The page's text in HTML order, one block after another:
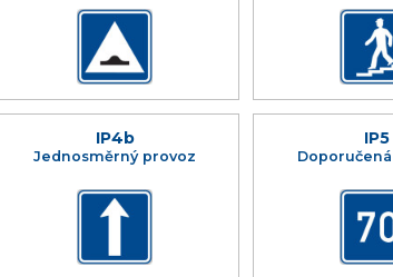
IP4b
Jednosměrný provoz
IP5